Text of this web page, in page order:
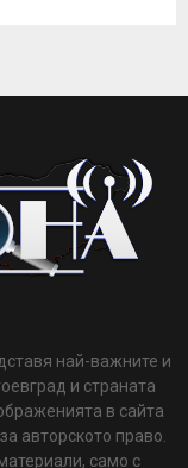
най-важните и
и страната
в сайта
авторското право.
само с